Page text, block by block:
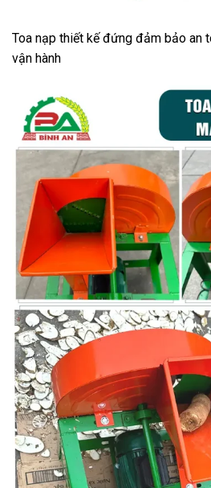
Toa nạp thiết kế đứng đảm bảo an
vận hành